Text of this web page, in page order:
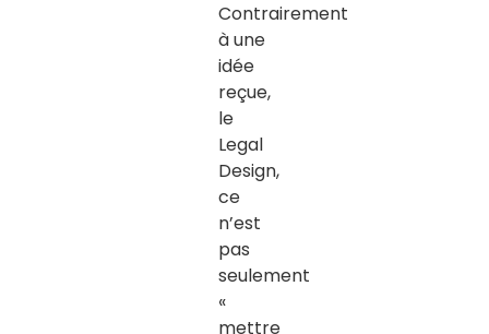
Contrairement
à une
idée
reçue,
le
Legal
Design,
ce
n’est
pas
seulement
«
mettre